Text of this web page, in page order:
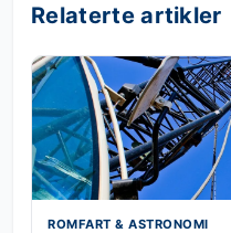
Relaterte artikler
ROMFART & ASTRONOMI